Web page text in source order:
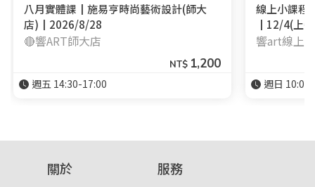
八月實體課┃施易亨時尚藝術設計(師大
店)┃2026/8/28
🔴響ART師大店
NT$ 1,200
週五 14:30-17:00
線上小課程
┃12/4(上
響art線上
週日
關於 服務